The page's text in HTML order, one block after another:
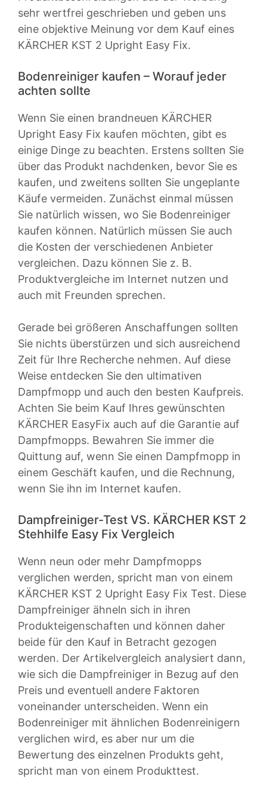
sehr wertfrei geschrieben und geben uns
eine objektive Meinung vor dem Kauf eines
KÄRCHER KST 2 Upright Easy Fix.
Bodenreiniger kaufen – Worauf jeder
achten sollte
Wenn Sie einen brandneuen KÄRCHER
Upright Easy Fix kaufen möchten, gibt es
einige Dinge zu beachten. Erstens sollten Sie
über das Produkt nachdenken, bevor Sie es
kaufen, und zweitens sollten Sie ungeplante
Käufe vermeiden. Zunächst einmal müssen
Sie natürlich wissen, wo Sie Bodenreiniger
kaufen können. Natürlich müssen Sie auch
die Kosten der verschiedenen Anbieter
vergleichen. Dazu können Sie z. B.
Produktvergleiche im Internet nutzen und
auch mit Freunden sprechen.
Gerade bei größeren Anschaffungen sollten
Sie nichts überstürzen und sich ausreichend
Zeit für Ihre Recherche nehmen. Auf diese
Weise entdecken Sie den ultimativen
Dampfmopp und auch den besten Kaufpreis.
Achten Sie beim Kauf Ihres gewünschten
KÄRCHER EasyFix auch auf die Garantie auf
Dampfmopps. Bewahren Sie immer die
Quittung auf, wenn Sie einen Dampfmopp in
einem Geschäft kaufen, und die Rechnung,
wenn Sie ihn im Internet kaufen.
Dampfreiniger-Test VS. KÄRCHER KST 2
Stehhilfe Easy Fix Vergleich
Wenn neun oder mehr Dampfmopps
verglichen werden, spricht man von einem
KÄRCHER KST 2 Upright Easy Fix Test. Diese
Dampfreiniger ähneln sich in ihren
Produkteigenschaften und können daher
beide für den Kauf in Betracht gezogen
werden. Der Artikelvergleich analysiert dann,
wie sich die Dampfreiniger in Bezug auf den
Preis und eventuell andere Faktoren
voneinander unterscheiden. Wenn ein
Bodenreiniger mit ähnlichen Bodenreinigern
verglichen wird, es aber nur um die
Bewertung des einzelnen Produkts geht,
spricht man von einem Produkttest.